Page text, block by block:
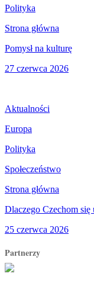
Polityka
Strona główna
Pomysł na kulturę
27 czerwca 2026
Aktualności
Europa
Polityka
Społeczeństwo
Strona główna
Dlaczego Czechom
25 czerwca 2026
Partnerzy